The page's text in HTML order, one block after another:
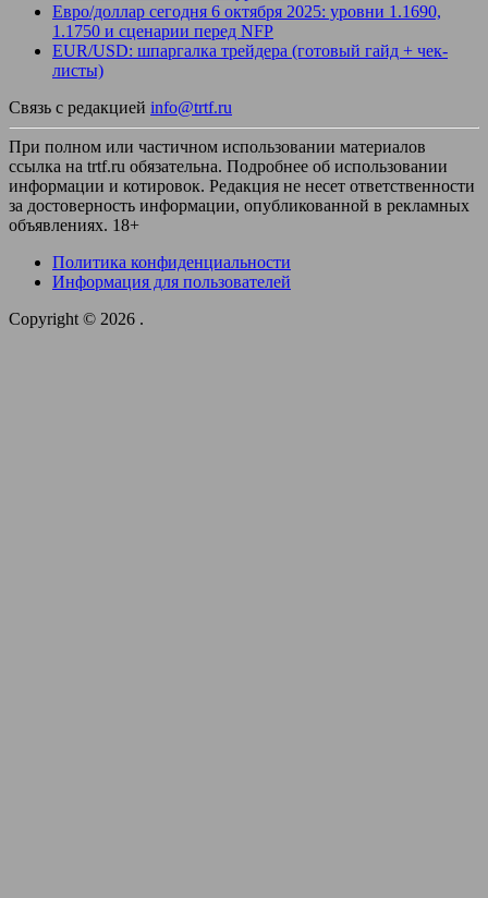
Евро/доллар сегодня 6 октября 2025: уровни 1.1690,
1.1750 и сценарии перед NFP
EUR/USD: шпаргалка трейдера (готовый гайд + чек-
листы)
Связь с редакцией info@trtf.ru
При полном или частичном использовании материалов
ссылка на trtf.ru обязательна. Подробнее об использовании
информации и котировок. Редакция не несет ответственности
за достоверность информации, опубликованной в рекламных
объявлениях. 18+
Политика конфиденциальности
Информация для пользователей
Copyright © 2026 .